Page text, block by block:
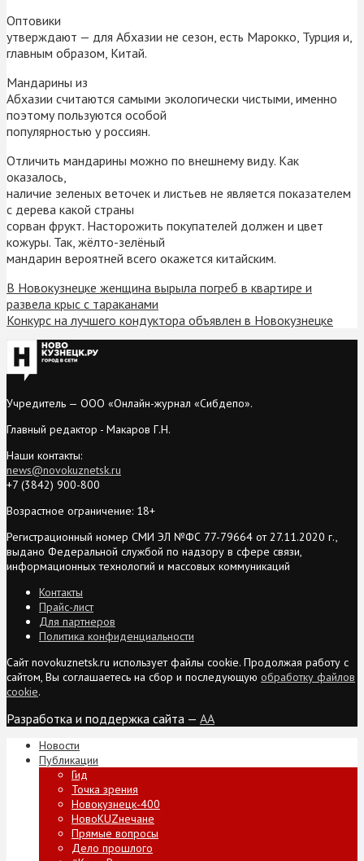
Оптовики
утверждают — для Абхазии не сезон, есть Марокко, Турция и,
главным образом, Китай.
Мандарины из
Абхазии считаются самыми экологически чистыми, именно
поэтому пользуются особой
популярностью у россиян.
Отличить мандарины можно по внешнему виду. Как
оказалось,
наличие зеленых веточек и листьев не является показателем
с дерева какой страны
сорван фрукт. Насторожить покупателей должен и цвет
кожуры. Так, жёлто-зелёный
мандарин вероятней всего окажется китайским.
В Новокузнецке женщина вырыла погреб в квартире и
развела крыс с тараканами
Конкурс на лучшего кондуктора объявлен в Новокузнецке
Учредитель — ООО «Онлайн-журнал «Сибдепо».
Главный редактор - Макаров Г.Н.
Наши контакты:
news@novokuznetsk.ru
+7 (3842) 900-800
Возрастное ограничение: 18+
Регистрационный номер СМИ ЭЛ №ФС 77-79664 от 27.11.2020 г.,
выдано Федеральной службой по надзору в сфере связи,
информационных технологий и массовых коммуникаций
Контакты
Прайс-лист
Для партнеров
Политика конфиденциальности
Сайт novokuznetsk.ru использует файлы cookie. Продолжая работу с
сайтом, Вы соглашаетесь на сбор и последующую обработку файлов
cookie.
Разработка и поддержка сайта — AA
Новости
Публикации
Гид
Точка зрения
Новокузнецк-400
НовоKUZнечане
Прямые вопросы
Дело прошлого